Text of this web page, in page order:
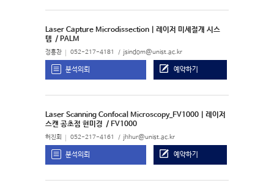
Laser Capture Microdissection | 레이저 미세절개 시스
템 / PALM
정홍찬 052-217-4181 jsindom@unist.ac.kr
분석의뢰 예약하기
Laser Scanning Confocal Microscopy_FV1000 | 레이저
스캔 공초점 현미경 / FV1000
허진회 052-217-4161 jhhur@unist.ac.kr
분석의뢰 예약하기